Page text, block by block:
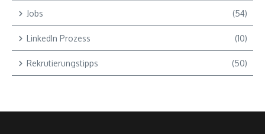
Jobs (54)
LinkedIn Prozess (10)
Rekrutierungstipps (50)